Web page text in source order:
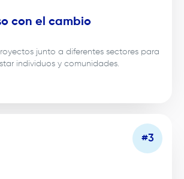
con el cambio
junto a diferentes sectores para
individuos y comunidades.